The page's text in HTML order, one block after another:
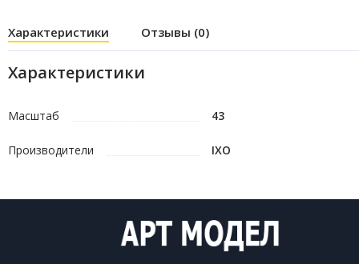
Характеристики Отзывы (0)
Характеристики
Масштаб 43
Производители IXO